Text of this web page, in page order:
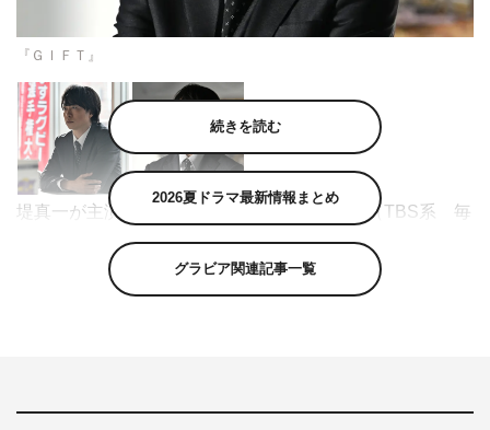
『ＧＩＦＴ』
堤真一が主演を務める日曜劇場『ＧＩＦＴ』（TBS系 毎
週（日）午後9時～9時54分）の最終章に、櫻井翔の出演
が決定した。
して愛を知っていく絆と再生の物語。完全オリジナルスト
続きを読む
2026夏ドラマ最新情報まとめ
グラビア関連記事一覧